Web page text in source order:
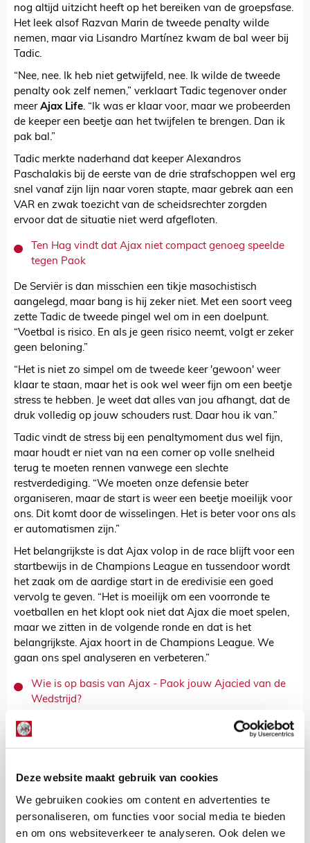
Deze website maakt gebruik van cookies
We gebruiken cookies om content en advertenties te
personaliseren, om functies voor social media te bieden
en om ons websiteverkeer te analyseren. Ook delen we
nog altijd uitzicht heeft op het bereiken van de groepsfase.
Het leek alsof Razvan Marin de tweede penalty wilde
nemen, maar via Lisandro Martínez kwam de bal weer bij
Tadic.
“Nee, nee. Ik heb niet getwijfeld, nee. Ik wilde de tweede
penalty ook zelf nemen,” verklaart Tadic tegenover onder
meer Ajax Life. “Ik was er klaar voor, maar we probeerden
de keeper een beetje aan het twijfelen te brengen. Dan ik
pak bal.”
Tadic merkte naderhand dat keeper Alexandros
Paschalakis bij de eerste van de drie strafschoppen wel erg
snel vanaf zijn lijn naar voren stapte, maar gebrek aan een
VAR en zwak toezicht van de scheidsrechter zorgden
ervoor dat de situatie niet werd afgefloten.
Ten Hag vindt dat Ajax niet compact genoeg speelde
tegen Paok
De Serviër is dan misschien een tikje masochistisch
aangelegd, maar bang is hij zeker niet. Met een soort veeg
zette Tadic de tweede pingel wel om in een doelpunt.
“Voetbal is risico. En als je geen risico neemt, volgt er zeker
geen beloning.”
“Het is niet zo simpel om de tweede keer 'gewoon' weer
klaar te staan, maar het is ook wel weer fijn om een beetje
stress te hebben. Je weet dat alles van jou afhangt, dat de
druk volledig op jouw schouders rust. Daar hou ik van.”
Tadic vindt de stress bij een penaltymoment dus wel fijn,
maar houdt er niet van na een corner op volle snelheid
terug te moeten rennen vanwege een slechte
restverdediging. “We moeten onze defensie beter
organiseren, maar de start is weer een beetje moeilijk voor
ons. Dit komt door de wisselingen. Het is beter voor ons als
er automatismen zijn.”
Het belangrijkste is dat Ajax volop in de race blijft voor een
startbewijs in de Champions League en tussendoor wordt
het zaak om de aardige start in de eredivisie een goed
vervolg te geven. “Het is moeilijk om een voorronde te
voetballen en het klopt ook niet dat Ajax die moet spelen,
maar we zitten in de volgende ronde en dat is het
belangrijkste. Ajax hoort in de Champions League. We
gaan ons spel analyseren en verbeteren.”
Wie is op basis van Ajax - Paok jouw Ajacied van de
Wedstrijd?
Net binnen //